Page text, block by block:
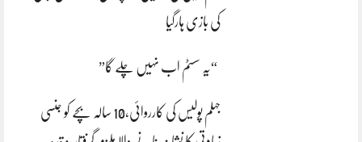
کی بازی ہارگیا
“یہ سسٹم اب نہیں چلے گا”
جہلم پولیس کی کارروائی،10 سالہ بچے کو جنسی